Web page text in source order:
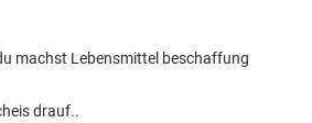
machst Lebensmittel beschaffung
drauf..